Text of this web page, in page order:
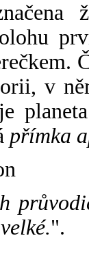
v
přímka
".